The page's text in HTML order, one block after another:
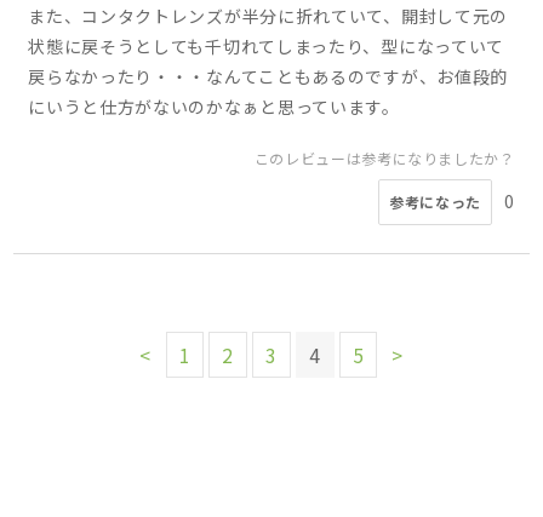
また、コンタクトレンズが半分に折れていて、開封して元の
状態に戻そうとしても千切れてしまったり、型になっていて
戻らなかったり・・・なんてこともあるのですが、お値段的
にいうと仕方がないのかなぁと思っています。
このレビューは参考になりましたか？
参考になった 0
< 1 2 3 4 5 >